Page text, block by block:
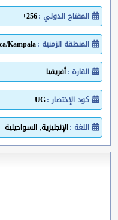
المفتاح الدولي :256+
المنطقة الزمنية :Kampala
القارة :أفريقيا
كود الإختصار :UG
اللغة :الإنجليزية, السواحيلية